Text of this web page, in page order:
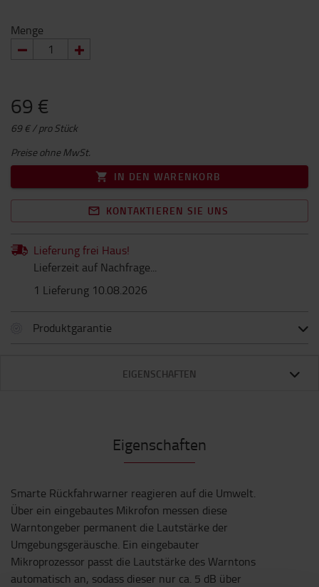
Menge
69 €
69 € / pro Stück
Preise ohne MwSt.
IN DEN WARENKORB
KONTAKTIEREN SIE UNS
Lieferung frei Haus!
Lieferzeit auf Nachfrage...
1 Lieferung 10.08.2026
Produktgarantie
EIGENSCHAFTEN
Eigenschaften
Smarte Rückfahrwarner reagieren auf die Umwelt.
Über ein eingebautes Mikrofon messen diese
Warntongeber permanent die Lautstärke der
Umgebungsgeräusche. Ein eingebauter
Mikroprozessor passt die Lautstärke des Warntons
automatisch an, sodass dieser nur ca. 5 dB über